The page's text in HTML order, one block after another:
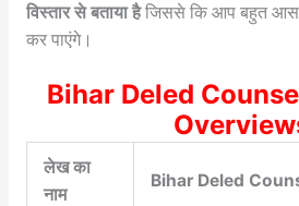
विस्तार से बताया हैजिससे कि आप बहुत
कर पाएंगे।
Bihar Deled
लेख का
नाम
Bihar Deled